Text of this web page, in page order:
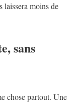
laissera moins de
sans
chose partout. Une